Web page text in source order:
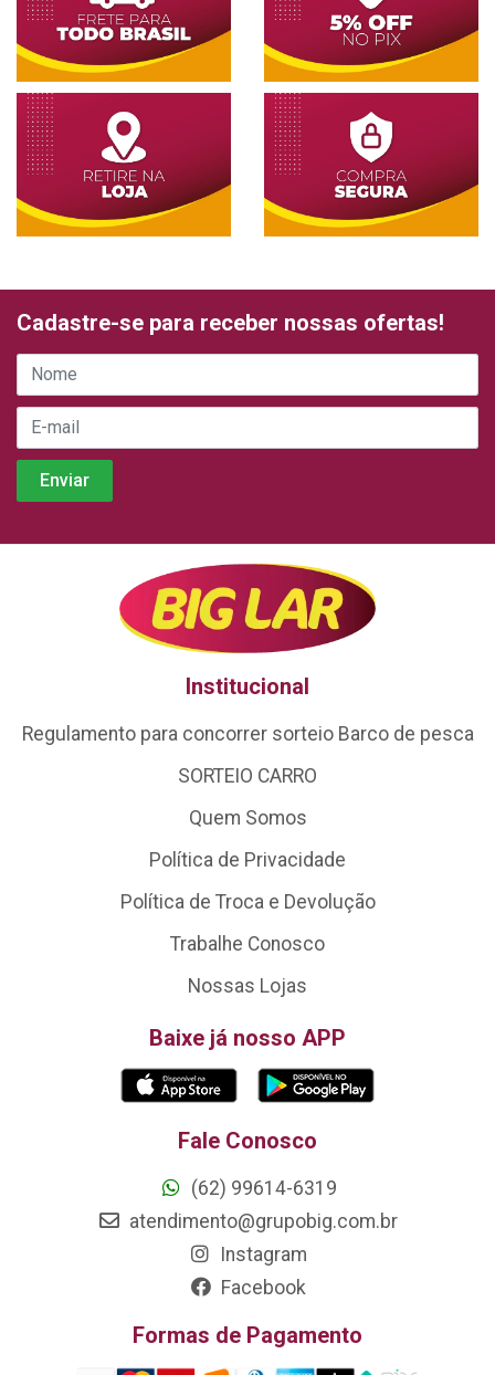
Cadastre-se para receber nossas ofertas!
Institucional
Regulamento para concorrer sorteio Barco de pesca
SORTEIO CARRO
Quem Somos
Política de Privacidade
Política de Troca e Devolução
Trabalhe Conosco
Nossas Lojas
Baixe já nosso APP
Fale Conosco
(62) 99614-6319
atendimento@grupobig.com.br
Instagram
Facebook
Formas de Pagamento